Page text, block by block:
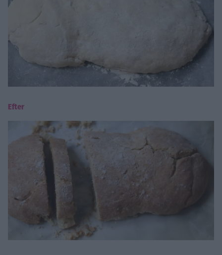
Efter